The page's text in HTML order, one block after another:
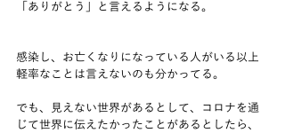
「ありがとう」と言えるようになる。
感染し、お亡くなりになっている人がいる以上
軽率なことは言えないのも分かってる。
でも、見えない世界があるとして、コロナを通
じて世界に伝えたかったことがあるとしたら、